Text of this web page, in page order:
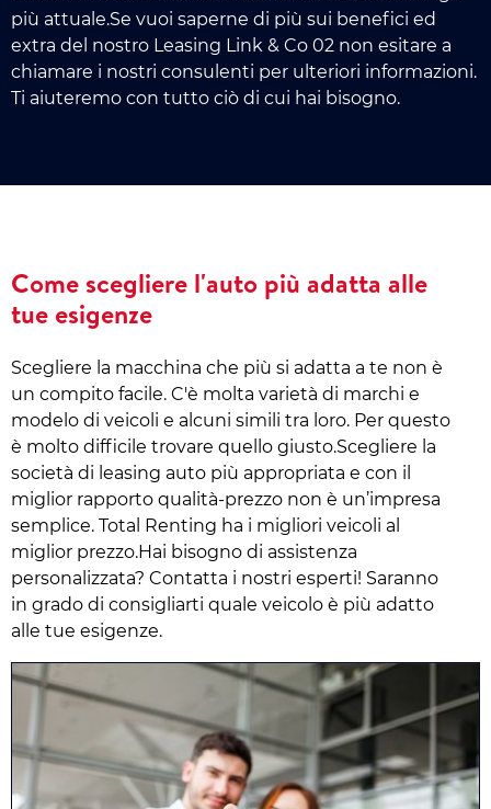
più attuale.Se vuoi saperne di più sui benefici ed
extra del nostro Leasing Link & Co 02 non esitare a
chiamare i nostri consulenti per ulteriori informazioni.
Ti aiuteremo con tutto ciò di cui hai bisogno.
Come scegliere l'auto più adatta alle
tue esigenze
Scegliere la macchina che più si adatta a te non è
un compito facile. C'è molta varietà di marchi e
modelo di veicoli e alcuni simili tra loro. Per questo
è molto difficile trovare quello giusto.Scegliere la
società di leasing auto più appropriata e con il
miglior rapporto qualità-prezzo non è un’impresa
semplice. Total Renting ha i migliori veicoli al
miglior prezzo.Hai bisogno di assistenza
personalizzata? Contatta i nostri esperti! Saranno
in grado di consigliarti quale veicolo è più adatto
alle tue esigenze.